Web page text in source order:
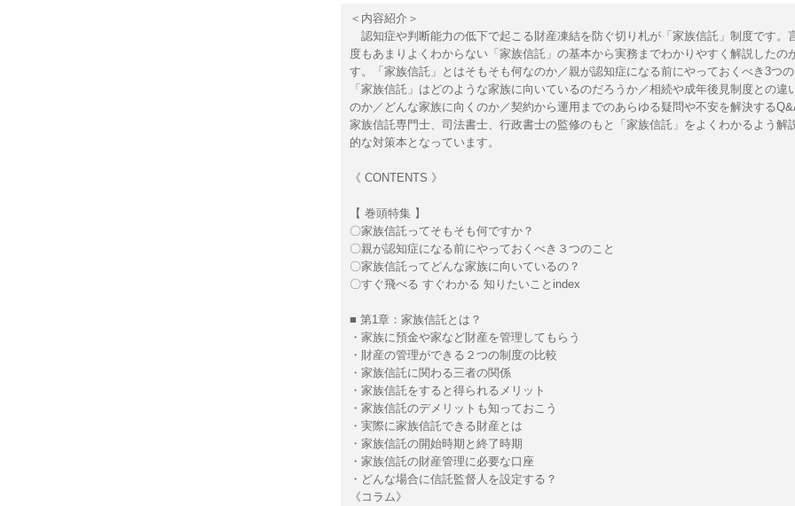
＜内容紹介＞
認知症や判断能力の低下で起こる財産凍結を防ぐ切り札が「家族信託」制度です。
度もあまりよくわからない「家族信託」の基本から実務までわかりやすく解説したの
す。「家族信託」とはそもそも何なのか／親が認知症になる前にやっておくべき3つ
「家族信託」はどのような家族に向いているのだろうか／相続や成年後見制度との違
のか／どんな家族に向くのか／契約から運用までのあらゆる疑問や不安を解決する
家族信託専門士、司法書士、行政書士の監修のもと「家族信託」をよくわかるよう解
的な対策本となっています。
《 CONTENTS 》
【 巻頭特集 】
〇家族信託ってそもそも何ですか？
〇親が認知症になる前にやっておくべき３つのこと
〇家族信託ってどんな家族に向いているの？
〇すぐ飛べる すぐわかる 知りたいことindex
■ 第1章：家族信託とは？
・家族に預金や家など財産を管理してもらう
・財産の管理ができる２つの制度の比較
・家族信託に関わる三者の関係
・家族信託をすると得られるメリット
・家族信託のデメリットも知っておこう
・実際に家族信託できる財産とは
・家族信託の開始時期と終了時期
・家族信託の財産管理に必要な口座
・どんな場合に信託監督人を設定する？
《コラム》